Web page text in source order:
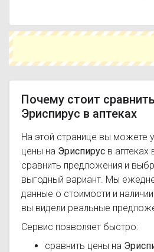
Это поможет сэкономить
Почему стоит
Эриспирус в аптеках
На этой странице вы можете
цены на Эриспирус в аптеках
сравнить предложения и
выгодный вариант. Мы
данные о стоимости и
вы видели реальные
Сервис позволяет быстро:
сравнить цены на